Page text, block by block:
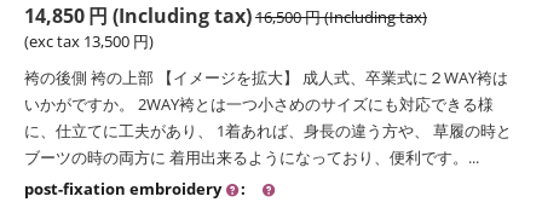
14,850円 (Including tax)16,500円(Including tax)
(exc tax 13,500 円)
袴の後側 袴の上部 【イメージを拡大】 成人式、卒業式に２WAY袴は
いかがですか。 2WAY袴とは一つ小さめのサイズにも対応できる様
に、仕立てに工夫があり、 1着あれば、身長の違う方や、 草履の時と
ブーツの時の両方に 着用出来るようになっており、便利です。...
post-fixation embroidery
: